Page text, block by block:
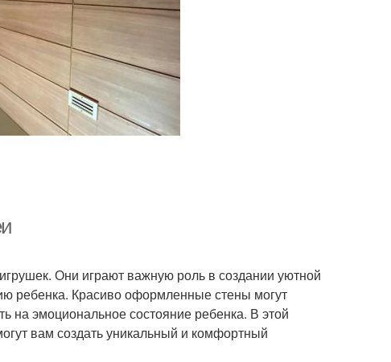
Они играют важную роль в создании уютной
ребенка. Красиво оформленные стены могут
на эмоциональное состояние ребенка. В этой
вам создать уникальный и комфортный